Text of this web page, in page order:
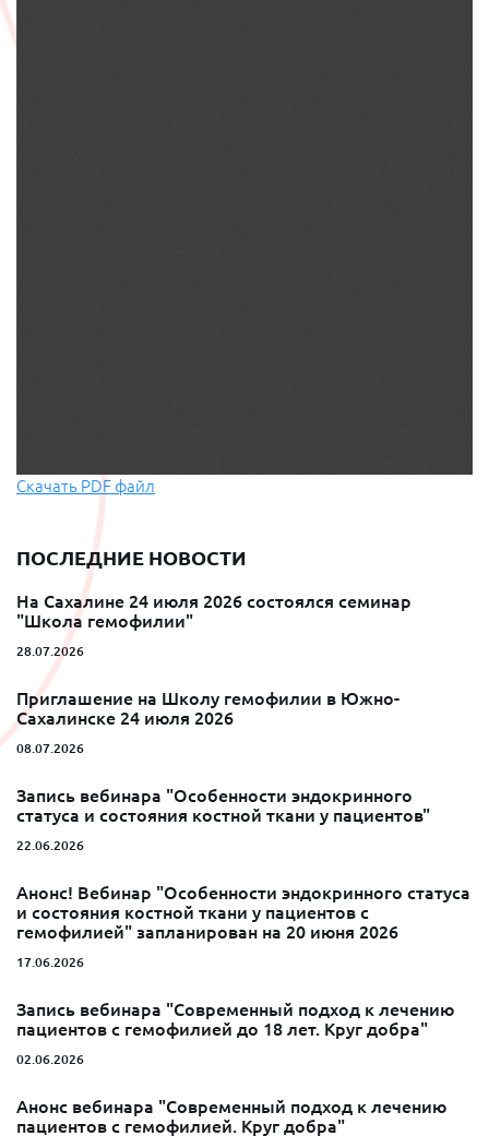
Скачать PDF файл
ПОСЛЕДНИЕ НОВОСТИ
На Сахалине 24 июля 2026 состоялся семинар
"Школа гемофилии"
28.07.2026
Приглашение на Школу гемофилии в Южно-
Сахалинске 24 июля 2026
08.07.2026
Запись вебинара "Особенности эндокринного
статуса и состояния костной ткани у пациентов"
22.06.2026
Анонс! Вебинар "Особенности эндокринного статуса
и состояния костной ткани у пациентов с
гемофилией" запланирован на 20 июня 2026
17.06.2026
Запись вебинара "Современный подход к лечению
пациентов с гемофилией до 18 лет. Круг добра"
02.06.2026
Анонс вебинара "Современный подход к лечению
пациентов с гемофилией. Круг добра"